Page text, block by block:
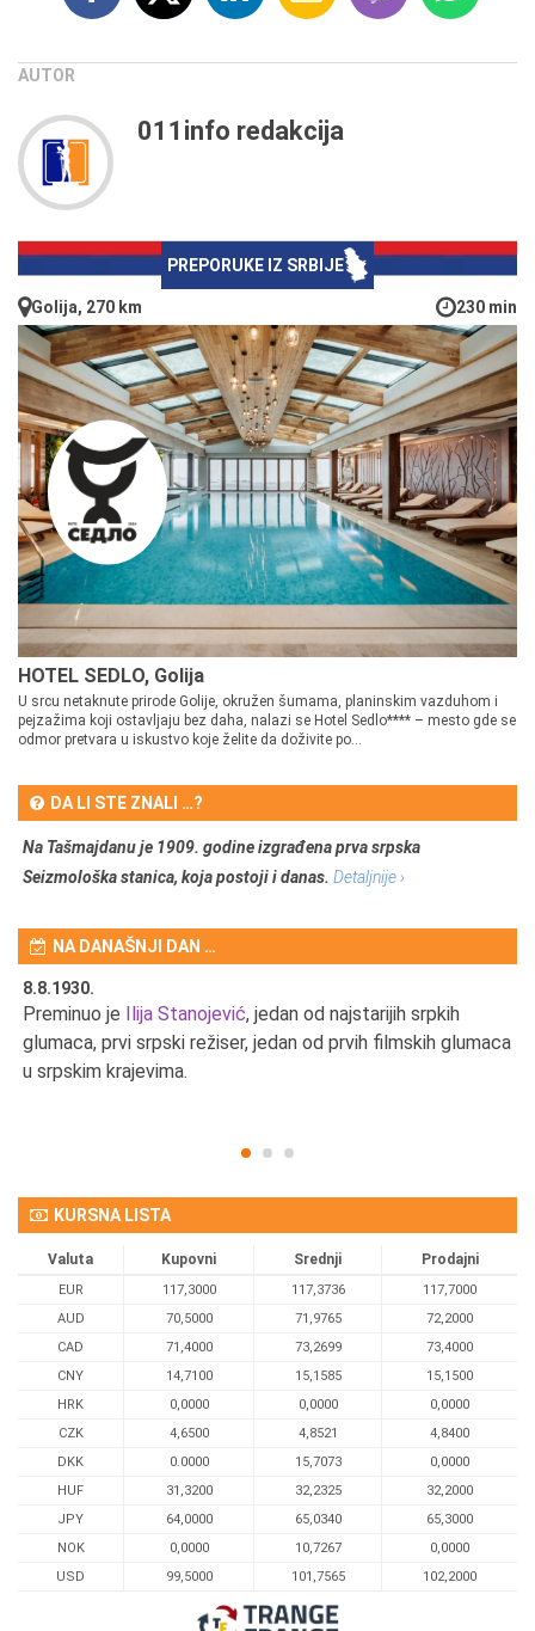
AUTOR
011info redakcija
PREPORUKE IZ SRBIJE
Golija, 270 km 230 min
HOTEL SEDLO, Golija
U srcu netaknute prirode Golije, okružen šumama, planinskim vazduhom i
pejzažima koji ostavljaju bez daha, nalazi se Hotel Sedlo**** – mesto gde se
odmor pretvara u iskustvo koje želite da doživite po...
DA LI STE ZNALI …?
Na Tašmajdanu je 1909. godine izgrađena prva srpska
Seizmološka stanica, koja postoji i danas. Detaljnije ›
NA DANAŠNJI DAN …
8.8.1930.
Preminuo je Ilija Stanojević, jedan od najstarijih srpkih
glumaca, prvi srpski režiser, jedan od prvih filmskih glumaca
u srpskim krajevima.
KURSNA LISTA
Valuta Kupovni Srednji Prodajni
EUR 117,3000 117,3736
117,7000
AUD
70,5000 71,9765
72,2000
CAD
71,4000 73,2699
73,4000
CNY
14,7100 15,1585
15,1500
HRK
0,0000 0,0000
0,0000
CZK
4,6500 4,8521
4,8400
DKK
0.0000 15,7073
0,0000
HUF
31,3200 32,2325
32,2000
JPY
64,0000 65,0340
65,3000
NOK
0,0000 10,7267
0,0000
USD
99,5000 101,7565 102,2000